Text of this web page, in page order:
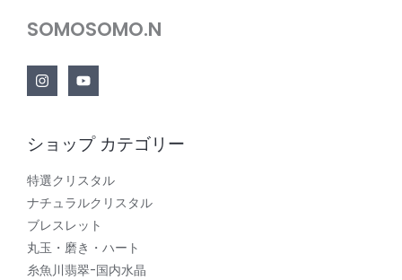
SOMOSOMO.N
ショップ カテゴリー
特選クリスタル
ナチュラルクリスタル
ブレスレット
丸玉・磨き・ハート
糸魚川翡翠-国内水晶